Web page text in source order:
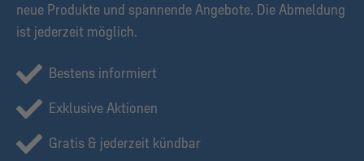
neue Produkte und spannende Angebote. Die Abmeldung
ist jederzeit möglich.
Bestens informiert
Exklusive Aktionen
Gratis & jederzeit kündbar